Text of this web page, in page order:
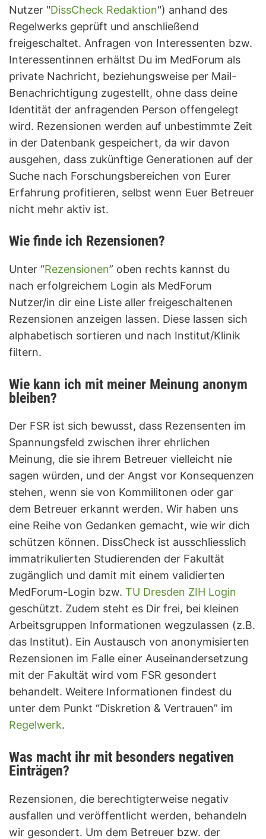
Nutzer "DissCheck Redaktion") anhand des
Regelwerks geprüft und anschließend
freigeschaltet. Anfragen von Interessenten bzw.
Interessentinnen erhältst Du im MedForum als
private Nachricht, beziehungsweise per Mail-
Benachrichtigung zugestellt, ohne dass deine
Identität der anfragenden Person offengelegt
wird. Rezensionen werden auf unbestimmte Zeit
in der Datenbank gespeichert, da wir davon
ausgehen, dass zukünftige Generationen auf der
Suche nach Forschungsbereichen von Eurer
Erfahrung profitieren, selbst wenn Euer Betreuer
nicht mehr aktiv ist.
Wie finde ich Rezensionen?
Unter “Rezensionen” oben rechts kannst du
nach erfolgreichem Login als MedForum
Nutzer/in dir eine Liste aller freigeschaltenen
Rezensionen anzeigen lassen. Diese lassen sich
alphabetisch sortieren und nach Institut/Klinik
filtern.
Wie kann ich mit meiner Meinung anonym
bleiben?
Der FSR ist sich bewusst, dass Rezensenten im
Spannungsfeld zwischen ihrer ehrlichen
Meinung, die sie ihrem Betreuer vielleicht nie
sagen würden, und der Angst vor Konsequenzen
stehen, wenn sie von Kommilitonen oder gar
dem Betreuer erkannt werden. Wir haben uns
eine Reihe von Gedanken gemacht, wie wir dich
schützen können. DissCheck ist ausschliesslich
immatrikulierten Studierenden der Fakultät
zugänglich und damit mit einem validierten
MedForum-Login bzw. TU Dresden ZIH Login
geschützt. Zudem steht es Dir frei, bei kleinen
Arbeitsgruppen Informationen wegzulassen (z.B.
das Institut). Ein Austausch von anonymisierten
Rezensionen im Falle einer Auseinandersetzung
mit der Fakultät wird vom FSR gesondert
behandelt. Weitere Informationen findest du
unter dem Punkt “Diskretion & Vertrauen” im
Regelwerk.
Was macht ihr mit besonders negativen
Einträgen?
Rezensionen, die berechtigterweise negativ
ausfallen und veröffentlicht werden, behandeln
wir gesondert. Um dem Betreuer bzw. der